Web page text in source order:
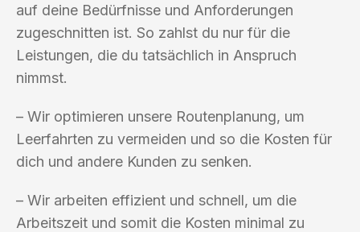
auf deine Bedürfnisse und Anforderungen
zugeschnitten ist. So zahlst du nur für die
Leistungen, die du tatsächlich in Anspruch
nimmst.
– Wir optimieren unsere Routenplanung, um
Leerfahrten zu vermeiden und so die Kosten für
dich und andere Kunden zu senken.
– Wir arbeiten effizient und schnell, um die
Arbeitszeit und somit die Kosten minimal zu